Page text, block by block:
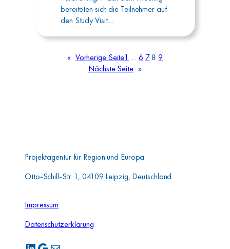
bereiteten sich die Teilnehmer auf
den Study Visit…
« Vorherige Seite1 … 6 78 9
Nächste Seite »
Projektagentur für Region und Europa
Otto-Schill-Str. 1, 04109 Leipzig, Deutschland
Impressum
Datenschutzerklärung